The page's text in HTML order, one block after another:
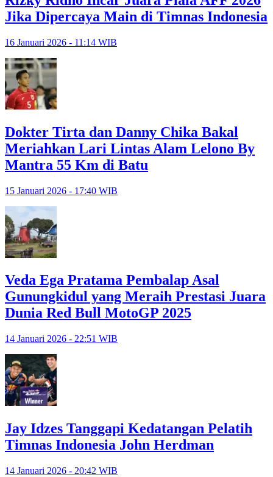
Jika Dipercaya Main di Timnas Indonesia
16 Januari 2026 - 11:14 WIB
Dokter Tirta dan Danny Chika Bakal
Meriahkan Lari Lintas Alam Lelono By
Mantra 55 Km di Batu
15 Januari 2026 - 17:40 WIB
Veda Ega Pratama Pembalap Asal
Gunungkidul yang Meraih Prestasi Juara
Dunia Red Bull MotoGP 2025
14 Januari 2026 - 22:51 WIB
Jay Idzes Tanggapi Kedatangan Pelatih
Timnas Indonesia John Herdman
14 Januari 2026 - 20:42 WIB